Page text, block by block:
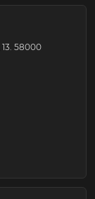
13. 58000